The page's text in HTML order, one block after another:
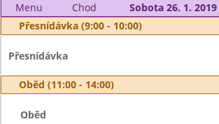
Menu Chod
Sobota 26. 1. 2019
Přesnídávka (9:00 - 10:00)
Přesnídávka
Oběd (11:00 - 14:00)
Oběd